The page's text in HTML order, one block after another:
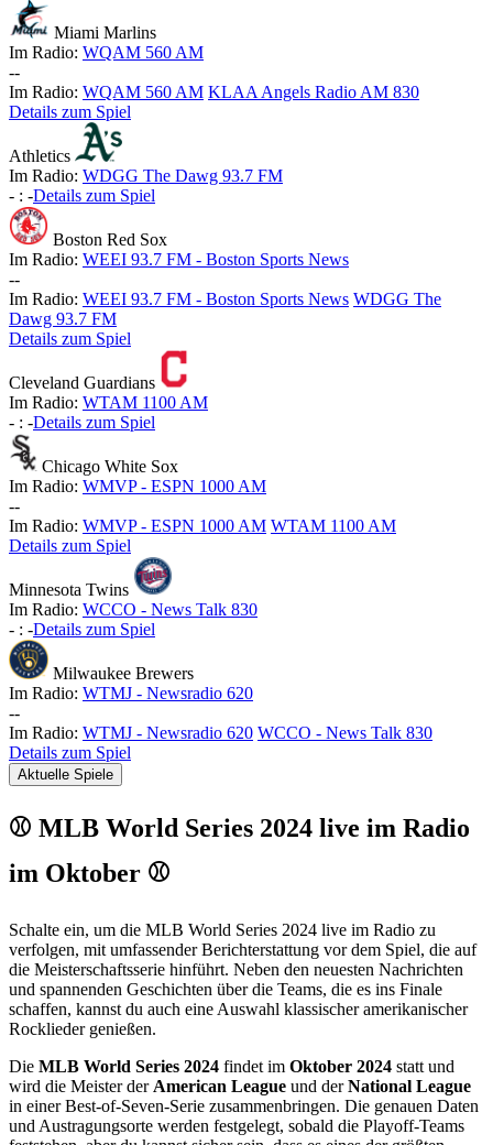
Miami Marlins
Im Radio: WQAM 560 AM
--
Im Radio: WQAM 560 AM KLAA Angels Radio AM 830
Details zum Spiel
Athletics
Im Radio: WDGG The Dawg 93.7 FM
- : -Details zum Spiel
Boston Red Sox
Im Radio: WEEI 93.7 FM - Boston Sports News
--
Im Radio: WEEI 93.7 FM - Boston Sports News WDGG The
Dawg 93.7 FM
Details zum Spiel
Cleveland Guardians
Im Radio: WTAM 1100 AM
- : -Details zum Spiel
Chicago White Sox
Im Radio: WMVP - ESPN 1000 AM
--
Im Radio: WMVP - ESPN 1000 AM WTAM 1100 AM
Details zum Spiel
Minnesota Twins
Im Radio: WCCO - News Talk 830
- : -Details zum Spiel
Milwaukee Brewers
Im Radio: WTMJ - Newsradio 620
--
Im Radio: WTMJ - Newsradio 620 WCCO - News Talk 830
Details zum Spiel
Aktuelle Spiele
⚾ MLB World Series 2024 live im Radio
im Oktober ⚾
Schalte ein, um die MLB World Series 2024 live im Radio zu
verfolgen, mit umfassender Berichterstattung vor dem Spiel, die auf
die Meisterschaftsserie hinführt. Neben den neuesten Nachrichten
und spannenden Geschichten über die Teams, die es ins Finale
schaffen, kannst du auch eine Auswahl klassischer amerikanischer
Rocklieder genießen.
Die MLB World Series 2024 findet im Oktober 2024 statt und
wird die Meister der American League und derNational League
in einer Best-of-Seven-Serie zusammenbringen. Die genauen Daten
und Austragungsorte werden festgelegt, sobald die Playoff-Teams